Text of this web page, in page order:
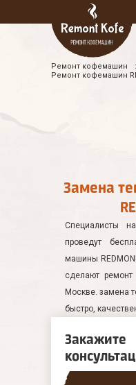
УСЛУГИ И ЦЕНЫ
Ремонт кофемашин
Ремонт кофемашин
Замена
Специалисты
проведут
машины
сделают
Москве. замена
быстро,